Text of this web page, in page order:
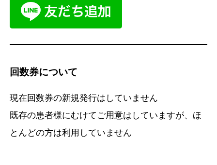
回数券について
現在回数券の新規発行はしていません
既存の患者様にむけてご用意はしていますが、ほ
とんどの方は利用していません